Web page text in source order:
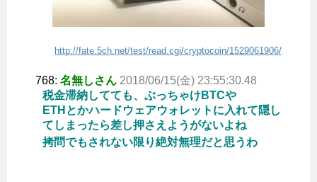
http://fate.5ch.net/test/read.cgi/cryptocoin/1529061906/
768: 名無しさん 2018/06/15(金) 23:55:30.48
税金滞納してても、ぶっちゃけBTCや
ETHとかハードウェアウォレットに入れて隠し
てしまったら差し押さえようがないよね
拷問でもされない限り絶対無理だと思うわ